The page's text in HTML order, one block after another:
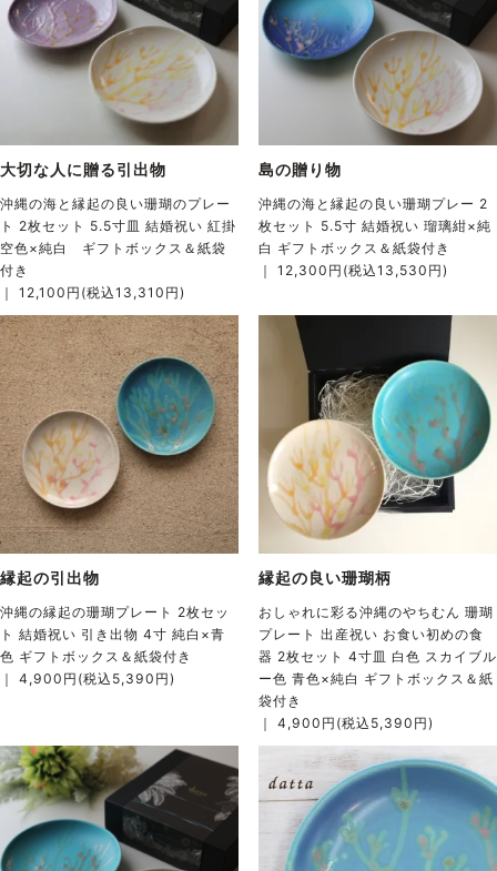
大切な人に贈る引出物
沖縄の海と縁起の良い珊瑚のプレー
ト 2枚セット 5.5寸皿 結婚祝い 紅掛
空色×純白 ギフトボックス＆紙袋
付き
｜ 12,100円(税込13,310円)
島の贈り物
沖縄の海と縁起の良い珊瑚プレー 2
枚セット 5.5寸 結婚祝い 瑠璃紺×純
白 ギフトボックス＆紙袋付き
｜ 12,300円(税込13,530円)
縁起の引出物
沖縄の縁起の珊瑚プレート 2枚セッ
ト 結婚祝い 引き出物 4寸 純白×青
色 ギフトボックス＆紙袋付き
｜ 4,900円(税込5,390円)
縁起の良い珊瑚柄
おしゃれに彩る沖縄のやちむん 珊瑚
プレート 出産祝い お食い初めの食
器 2枚セット 4寸皿 白色 スカイブル
ー色 青色×純白 ギフトボックス＆紙
袋付き
｜ 4,900円(税込5,390円)